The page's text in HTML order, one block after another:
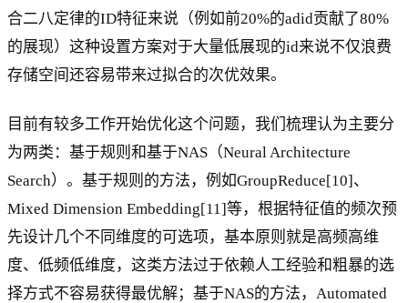
合二八定律的ID特征来说（例如前20%的adid贡献了80%
的展现）这种设置方案对于大量低展现的id来说不仅浪费
存储空间还容易带来过拟合的次优效果。
目前有较多工作开始优化这个问题，我们梳理认为主要分
为两类：基于规则和基于NAS（Neural Architecture
Search）。基于规则的方法，例如GroupReduce[10]、
Mixed Dimension Embedding[11]等，根据特征值的频次预
先设计几个不同维度的可选项，基本原则就是高频高维
度、低频低维度，这类方法过于依赖人工经验和粗暴的选
择方式不容易获得最优解；基于NAS的方法，Automated